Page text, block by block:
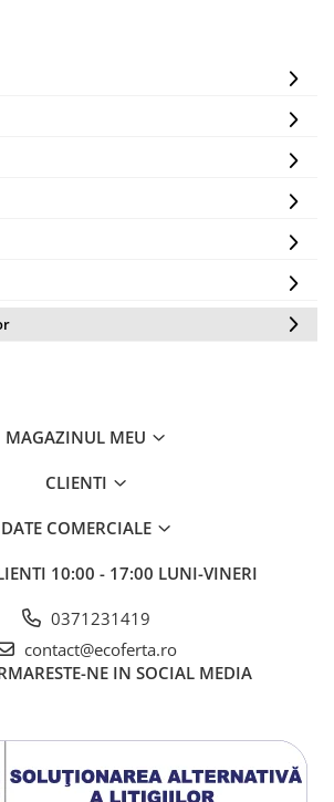
MAGAZINUL MEU
CLIENTI
DATE COMERCIALE
10:00 - 17:00 LUNI-VINERI
0371231419
contact@ecoferta.ro
NE IN SOCIAL MEDIA